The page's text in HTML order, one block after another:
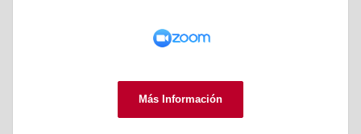
Más Información